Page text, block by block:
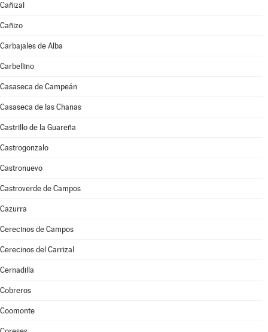
Cañizal
Cañizo
Carbajales de Alba
Carbellino
Casaseca de Campeán
Casaseca de las Chanas
Castrillo de la Guareña
Castrogonzalo
Castronuevo
Castroverde de Campos
Cazurra
Cerecinos de Campos
Cerecinos del Carrizal
Cernadilla
Cobreros
Coomonte